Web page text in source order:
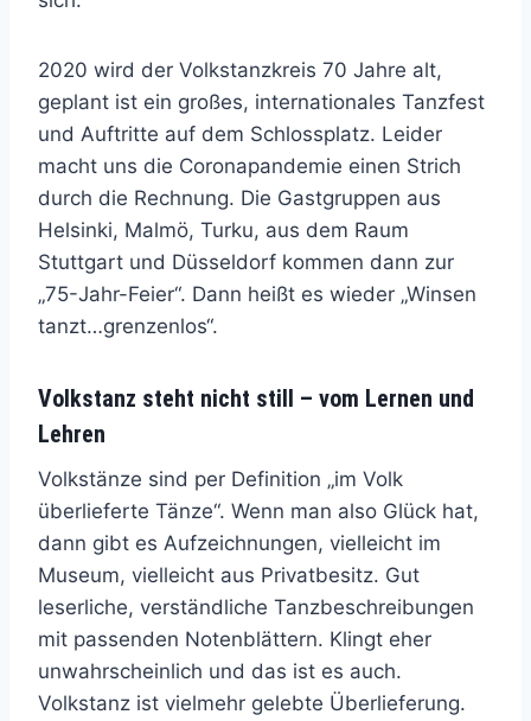
2020 wird der Volkstanzkreis 70 Jahre alt,
geplant ist ein großes, internationales Tanzfest
und Auftritte auf dem Schlossplatz. Leider
macht uns die Coronapandemie einen Strich
durch die Rechnung. Die Gastgruppen aus
Helsinki, Malmö, Turku, aus dem Raum
Stuttgart und Düsseldorf kommen dann zur
„75-Jahr-Feier“. Dann heißt es wieder „Winsen
tanzt…grenzenlos“.
Volkstanz steht nicht still – vom Lernen und
Lehren
Volkstänze sind per Definition „im Volk
überlieferte Tänze“. Wenn man also Glück hat,
dann gibt es Aufzeichnungen, vielleicht im
Museum, vielleicht aus Privatbesitz. Gut
leserliche, verständliche Tanzbeschreibungen
mit passenden Notenblättern. Klingt eher
unwahrscheinlich und das ist es auch.
Volkstanz ist vielmehr gelebte Überlieferung.